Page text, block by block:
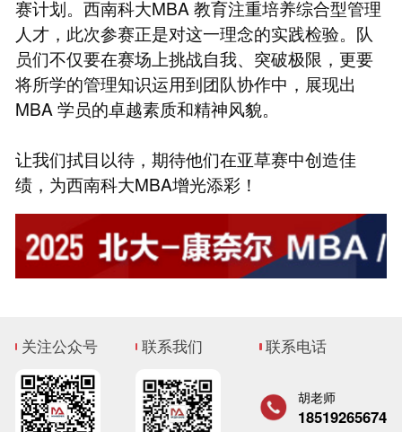
赛计划。西南科大MBA 教育注重培养综合型管理
人才，此次参赛正是对这一理念的实践检验。队
员们不仅要在赛场上挑战自我、突破极限，更要
将所学的管理知识运用到团队协作中，展现出
MBA 学员的卓越素质和精神风貌。
让我们拭目以待，期待他们在亚草赛中创造佳
绩，为西南科大MBA增光添彩！
关注公众号 联系我们 联系电话
胡老师
18519265674